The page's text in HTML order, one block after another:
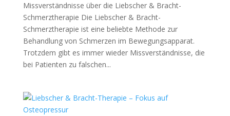
Missverständnisse über die Liebscher & Bracht-
Schmerztherapie Die Liebscher & Bracht-
Schmerztherapie ist eine beliebte Methode zur
Behandlung von Schmerzen im Bewegungsapparat.
Trotzdem gibt es immer wieder Missverständnisse, die
bei Patienten zu falschen...